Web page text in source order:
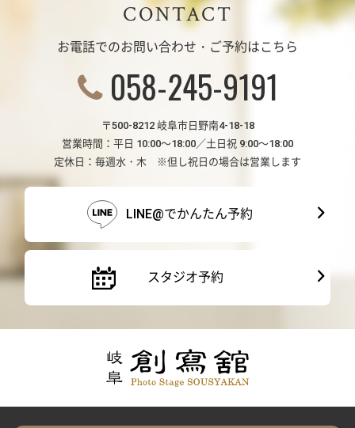
CONTACT
お電話でのお問い合わせ・ご予約はこちら
058-245-9191
〒500-8212 岐阜市日野南4-18-18
営業時間：平日 10:00～18:00／土日祝 9:00～18:00
定休日：毎週水・木 ※但し祝日の場合は営業します
LINE@でかんたん予約
スタジオ予約